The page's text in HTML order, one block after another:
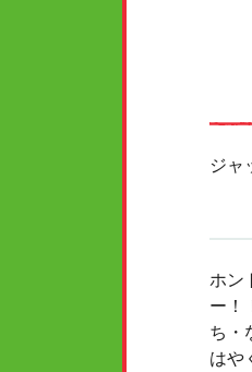
ジャ
ホン
ー！
ち・
はや